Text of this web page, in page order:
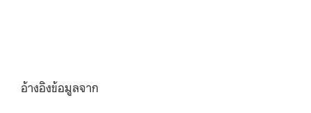
อ้างอิงข้อมูลจาก